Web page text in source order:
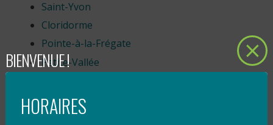
Saint-Yvon
Cloridorme
Pointe-à-la-Frégate
Petite-Vallée
Rivière-Grande-Vallée
Sainte-Madeleine-de-la-Rivière-Madeleine
BIENVENUE !
HORAIRES